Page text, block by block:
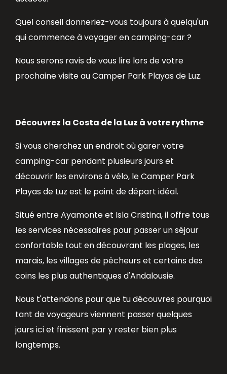
Quel conseil donneriez-vous toujours à quelqu'un
qui commence à voyager en camping-car ?
Nous serons ravis de vous lire lors de votre
prochaine visite au Camper Park Playas de Luz.
Découvrez la Costa de la Luz à votre rythme
Si vous cherchez un endroit où garer votre
camping-car pendant plusieurs jours et
découvrir les environs à vélo, le Camper Park
Playas de Luz est le point de départ idéal.
Situé entre Ayamonte et Isla Cristina, il offre tous
les services nécessaires pour passer un séjour
confortable tout en découvrant les plages, les
marais, les villages de pêcheurs et certains des
coins les plus authentiques d'Andalousie.
Nous t'attendons pour que tu découvres pourquoi
tant de voyageurs viennent passer quelques
jours ici et finissent par y rester bien plus
longtemps.